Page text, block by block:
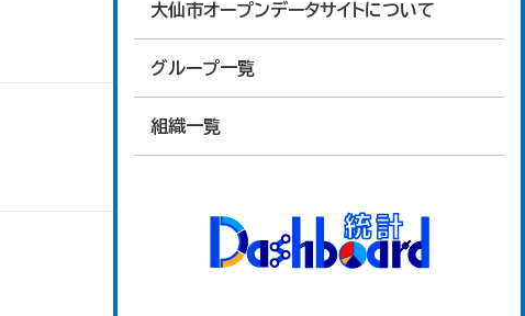
大仙市オープンデータサイトについて
グループ一覧
組織一覧